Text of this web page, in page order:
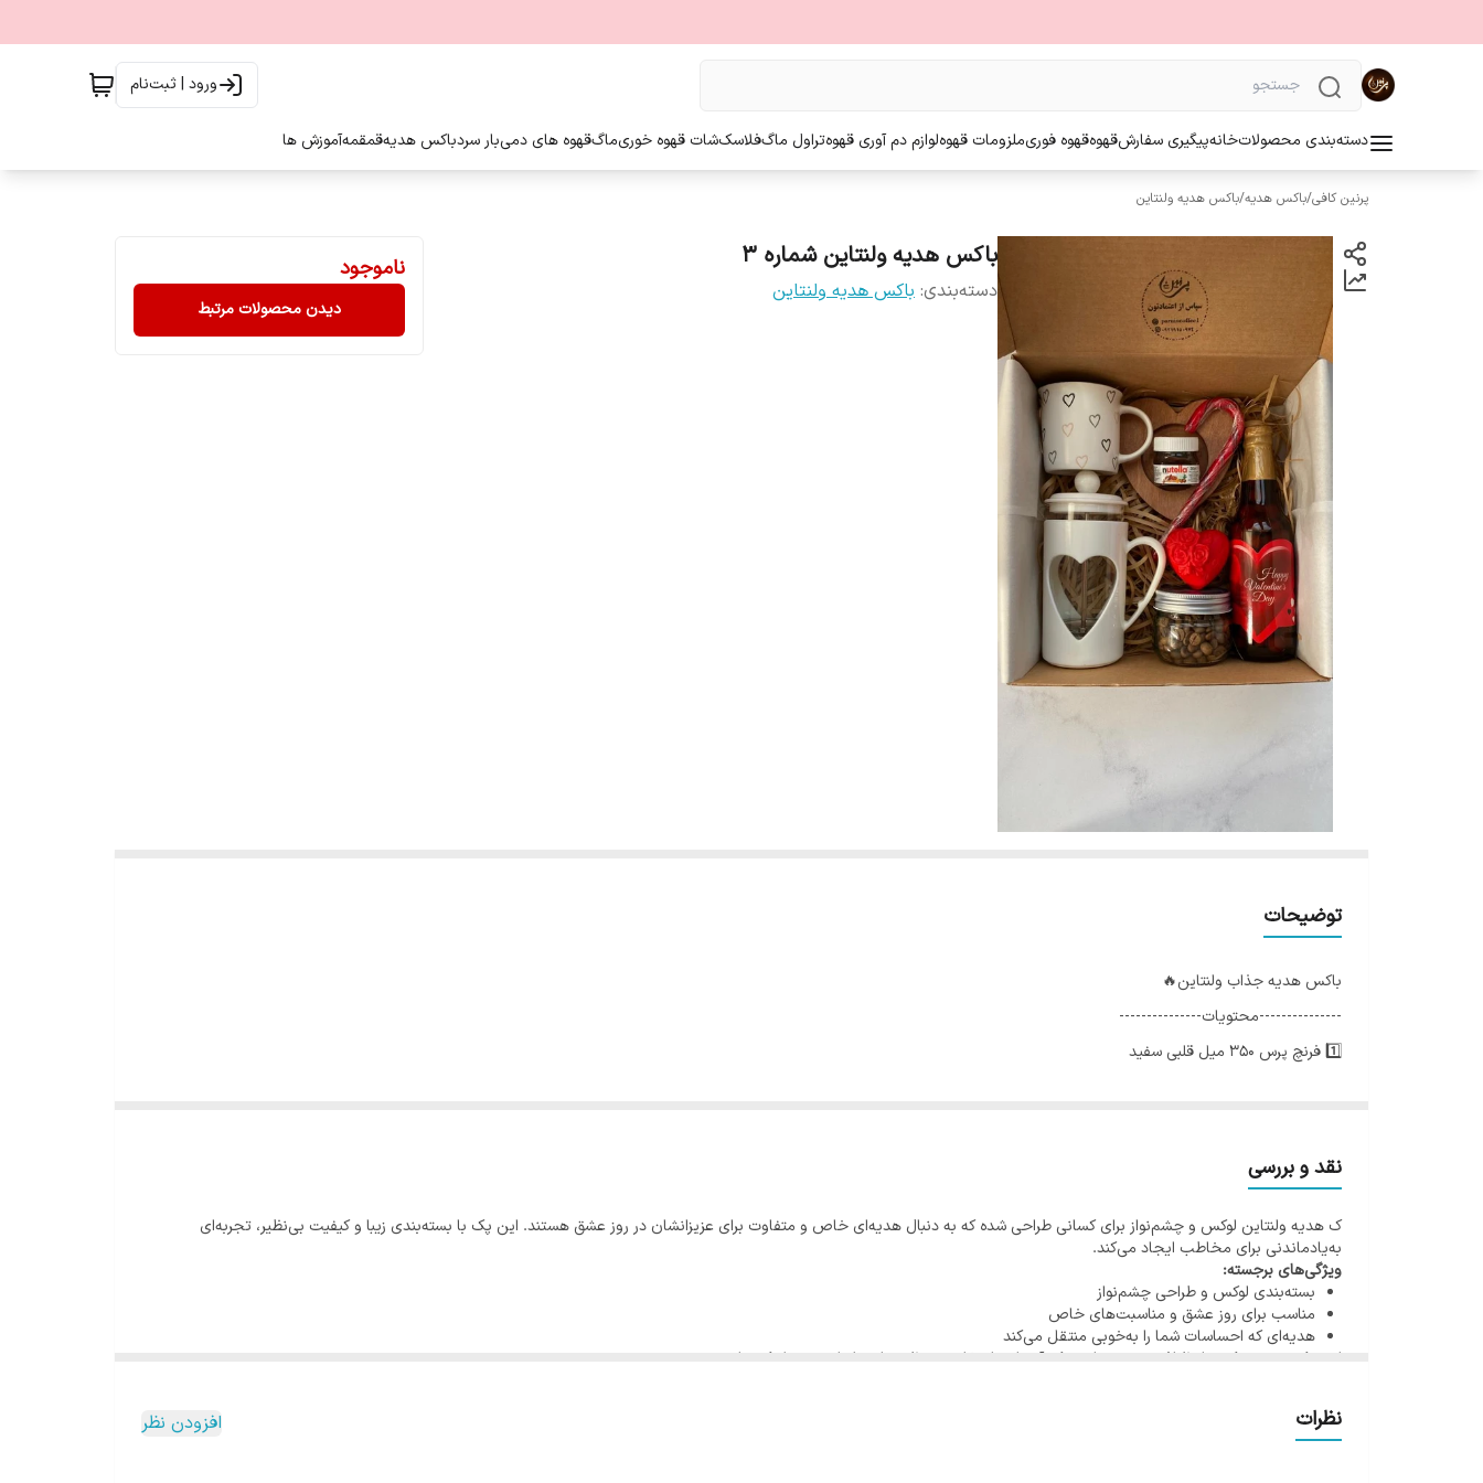
ورود | ثبت‌نام
دسته‌بندی محصولاتخانهپیگیری سفارشقهوهقهوه فوریملزومات قهوهلوازم دم آوری قهوهتراول ماگفلاسکشات قهوه خوریماگقهوه های دمیبار سردباکس هدیهقمقمهآموزش ها
پرنین کافی/باکس هدیه/باکس هدیه ولنتاین
باکس هدیه ولنتاین شماره 3
دسته‌بندی: باکس هدیه ولنتاین
ناموجود
دیدن محصولات مرتبط
توضیحات
باکس هدیه جذاب ولنتاین🔥
---------------محتویات---------------
1️⃣ فرنچ پرس ۳۵۰ میل قلبی سفید
4️⃣ شیشه جذاب عاشقانه اسمارتیز
5️⃣ قلب چراغدار عاشقانه
6️⃣ آبنبات عصایی
7️⃣ زیر لیوانی چوبی طرح قلب
8️⃣ شیشه قهوه مناسب فرنچ پرس
9️⃣ پوشال و جعبه کیبوردی مربع
نقد و بررسی
ک هدیه ولنتاین لوکس و چشم‌نواز برای کسانی طراحی شده که به دنبال هدیه‌ای خاص و متفاوت برای عزیزانشان در روز عشق هستند. این پک با بسته‌بندی زیبا و کیفیت بی‌نظیر، تجربه‌ای
به‌یادماندنی برای مخاطب ایجاد می‌کند.
ویژگی‌های برجسته:
بسته‌بندی لوکس و طراحی چشم‌نواز
مناسب برای روز عشق و مناسبت‌های خاص
هدیه‌ای که احساسات شما را به‌خوبی منتقل می‌کند
این پک هدیه، ترکیبی از ظرافت و عشق است که آن را به انتخابی بی‌نظیر برای ولنتاین تبدیل کرده است.
نظرات افزودن نظر